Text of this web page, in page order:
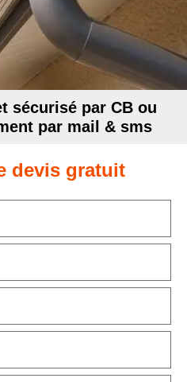
sécurisé par CB ou
par mail & sms
devis gratuit